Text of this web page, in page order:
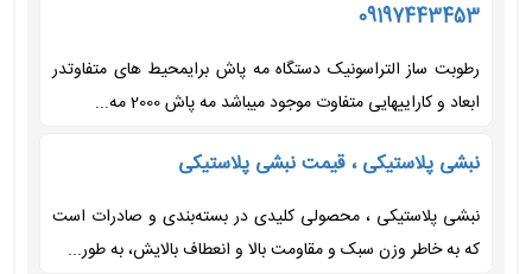
09197443453
رطوبت ساز التراسونیک دستگاه مه پاش برایمحیط های متفاوتدر
ابعاد و کاراییهایی متفاوت موجود میباشد مه پاش 2000 مه...
نبشی پلاستیکی ، قیمت نبشی پلاستیکی
نبشی پلاستیکی ، محصولی کلیدی در بسته‌بندی و صادرات است
که به خاطر وزن سبک و مقاومت بالا و انعطاف بالایش، به طور...